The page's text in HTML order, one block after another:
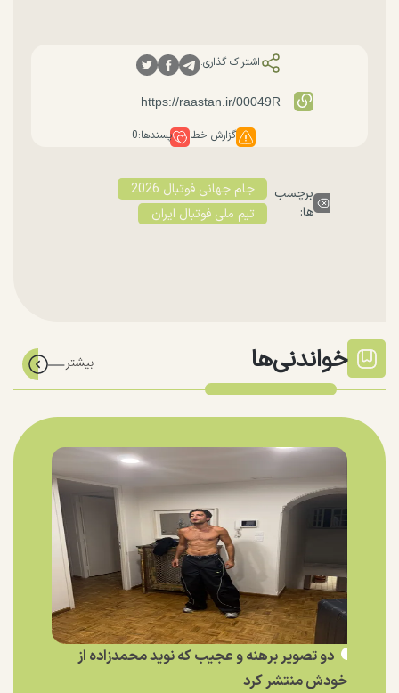
اشتراک گذاری:
گزارش خطا پسندها:0
برچسب
ها:
جام جهانی فوتبال 2026
تیم ملی فوتبال ایران
خواندنی‌ها
دو تصویر برهنه و عجیب که نوید محمدزاده از
خودش منتشر کرد